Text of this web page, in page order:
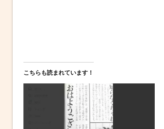
こちらも読まれています！